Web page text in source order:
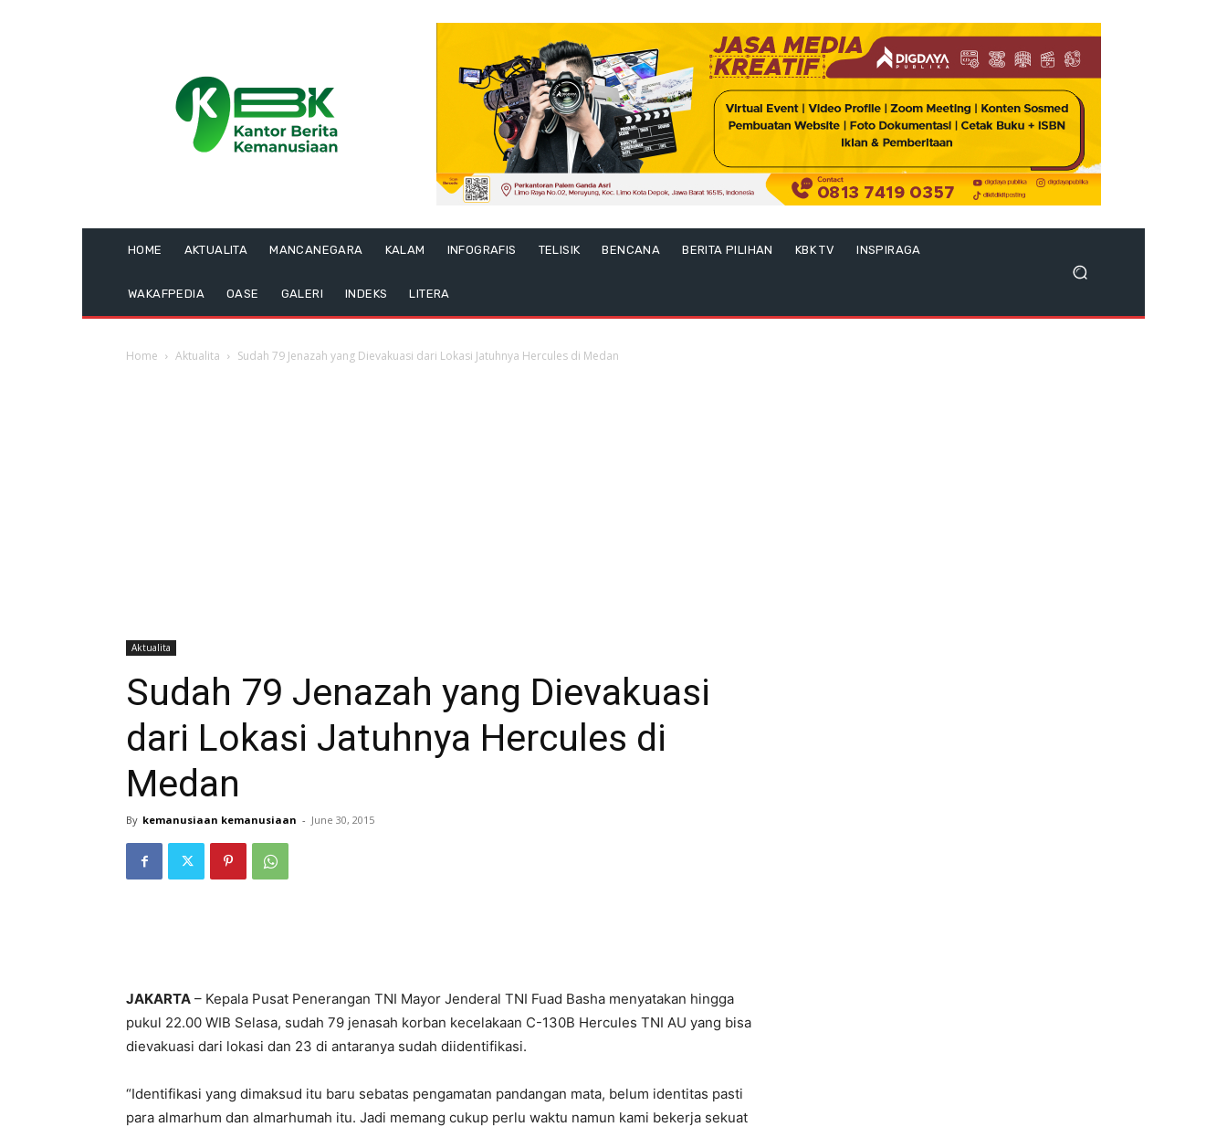
HOME AKTUALITA MANCANEGARA KALAM INFOGRAFIS TELISIK BENCANA BERITA PILIHAN KBK TV INSPIRAGA
WAKAFPEDIA OASE GALERI INDEKS LITERA
Home Aktualita Sudah 79 Jenazah yang Dievakuasi dari Lokasi Jatuhnya Hercules di Medan
Aktualita
Sudah 79 Jenazah yang Dievakuasi
dari Lokasi Jatuhnya Hercules di
Medan
By kemanusiaan kemanusiaan - June 30, 2015
JAKARTA – Kepala Pusat Penerangan TNI Mayor Jenderal TNI Fuad Basha menyatakan hingga
pukul 22.00 WIB Selasa, sudah 79 jenasah korban kecelakaan C-130B Hercules TNI AU yang bisa
dievakuasi dari lokasi dan 23 di antaranya sudah diidentifikasi.
“Identifikasi yang dimaksud itu baru sebatas pengamatan pandangan mata, belum identitas pasti
para almarhum dan almarhumah itu. Jadi memang cukup perlu waktu namun kami bekerja sekuat